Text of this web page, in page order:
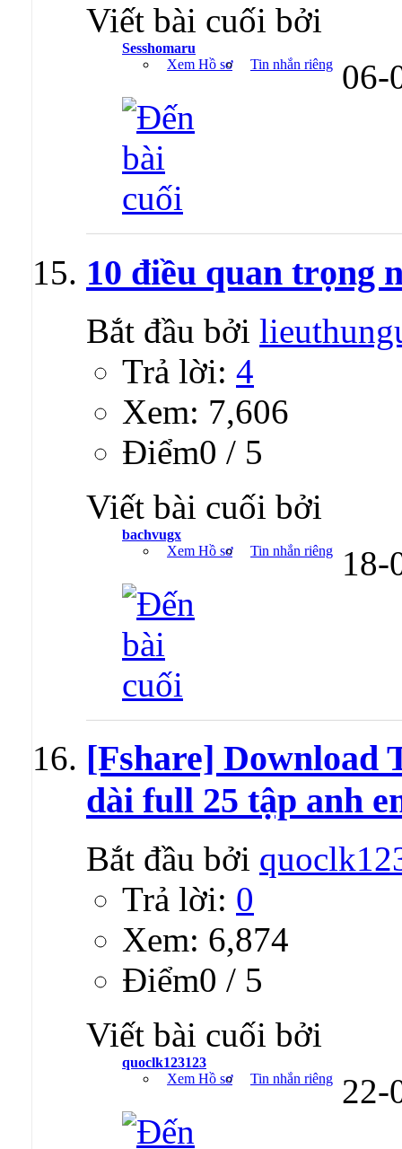
Viết bài cuối bởi
Sesshomaru
Xem Hồ sơ
Tin nhắn riêng 06-
10 điều quan trọng
Bắt đầu bởi
Trả lời: 4
Xem: 7,606
Ðiểm0 / 5
Viết bài cuối bởi
bachvugx
Xem Hồ sơ
Tin nhắn riêng
[Fshare] Download
dài full 25 tập anh
Bắt đầu bởi
Trả lời: 0
Xem: 6,874
Ðiểm0 / 5
Viết bài cuối bởi
quoclk123123
Xem Hồ sơ
Tin nhắn riêng 22-